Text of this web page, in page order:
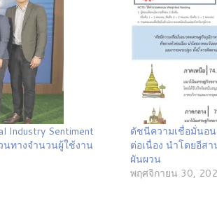
Industry Sentiment
ทางจำนวนผู้ใช้งาน
ดัชนีความเชื่อมั่นอ
ต่อเนื่อง นำโดยอีส
ผันผวน
พฤศจิกายน 30,